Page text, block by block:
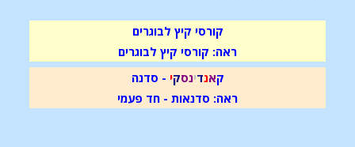
קורסי קיץ לבוגרים
ראה: קורסי קיץ לבוגרים
קאנדינסקי - סדנה
ראה: סדנאות - חד פעמי